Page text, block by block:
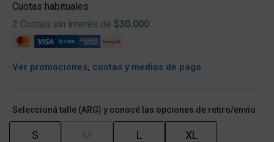
Cuotas habituales
2 Cuotas sin interés de $30.000
Ver promociones, cuotas y medios de pago
Seleccioná talle (ARG) y conocé las opciones de retiro/envío
S L XL